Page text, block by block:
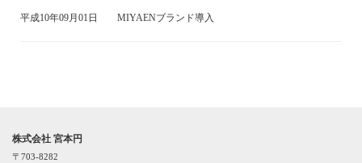
平成10年09月01日 MIYAENブランド導入
株式会社 宮本円
〒703-8282